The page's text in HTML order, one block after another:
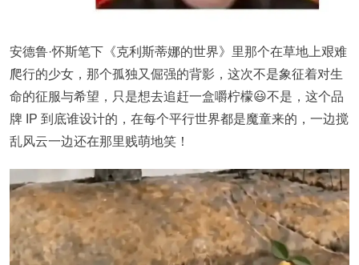
安德鲁·怀斯笔下《克利斯蒂娜的世界》里那个在草地上艰难
爬行的少女，那个孤独又倔强的背影，这次不是象征着对生
命的征服与希望，只是想去追赶一盒嚼柠檬😃不是，这个品
牌 IP 到底谁设计的，在每个平行世界都是魔童来的，一边搅
乱风云一边还在那里贱萌地笑！